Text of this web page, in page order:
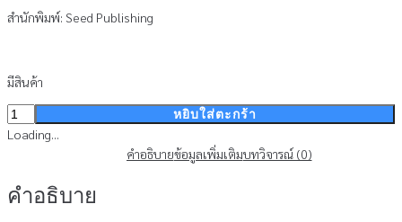
สำนักพิมพ์: Seed Publishing
มีสินค้า
จำนวน
ปั่น
ชิ้น
หยิบใส่ตะกร้า
Loading...
คำอธิบายข้อมูลเพิ่มเติมบทวิจารณ์ (0)
คำอธิบาย